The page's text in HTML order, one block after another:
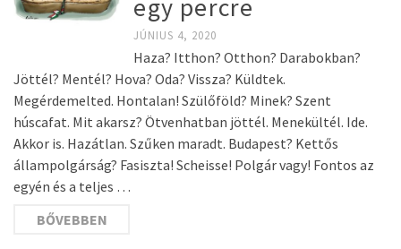
egy percre
JÚNIUS 4, 2020
Haza? Itthon? Otthon? Darabokban?
Jöttél? Mentél? Hova? Oda? Vissza? Küldtek.
Megérdemelted. Hontalan! Szülőföld? Minek? Szent
húscafat. Mit akarsz? Ötvenhatban jöttél. Menekültél. Ide.
Akkor is. Hazátlan. Szűken maradt. Budapest? Kettős
állampolgárság? Fasiszta! Scheisse! Polgár vagy! Fontos az
egyén és a teljes …
BŐVEBBEN